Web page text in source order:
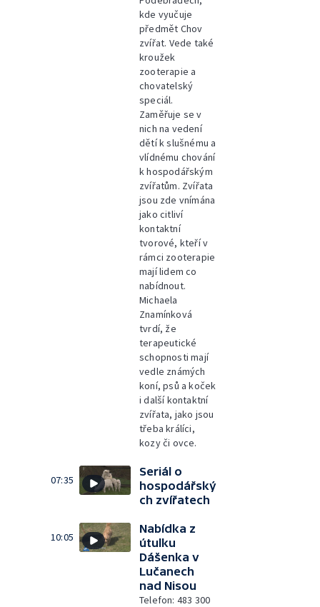
kde vyučuje
předmět Chov
zvířat. Vede také
kroužek
zooterapie a
chovatelský
speciál.
Zaměřuje se v
nich na vedení
dětí k slušnému a
vlídnému chování
k hospodářským
zvířatům. Zvířata
jsou zde vnímána
jako citliví
kontaktní
tvorové, kteří v
rámci zooterapie
mají lidem co
nabídnout.
Michaela
Znamínková
tvrdí, že
terapeutické
schopnosti mají
vedle známých
koní, psů a koček
i další kontaktní
zvířata, jako jsou
třeba králíci,
kozy či ovce.
07:35
Seriál o
hospodářský
ch zvířatech
10:05
Nabídka z
útulku
Dášenka v
Lučanech
nad Nisou
Telefon: 483 300